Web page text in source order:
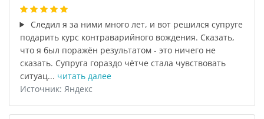
Следил я за ними много лет, и вот решился супруге
подарить курс контраварийного вождения. Сказать,
что я был поражён результатом - это ничего не
сказать. Супруга гораздо чётче стала чувствовать
ситуац... читать далее
Источник: Яндекс